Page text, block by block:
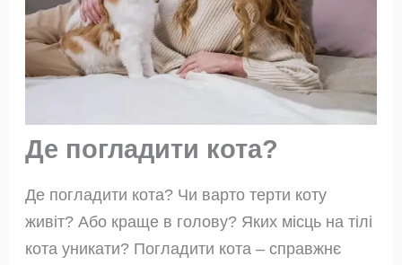
Де погладити кота?
Де погладити кота? Чи варто терти коту
живіт? Або краще в голову? Яких місць на тілі
кота уникати? Погладити кота – справжнє